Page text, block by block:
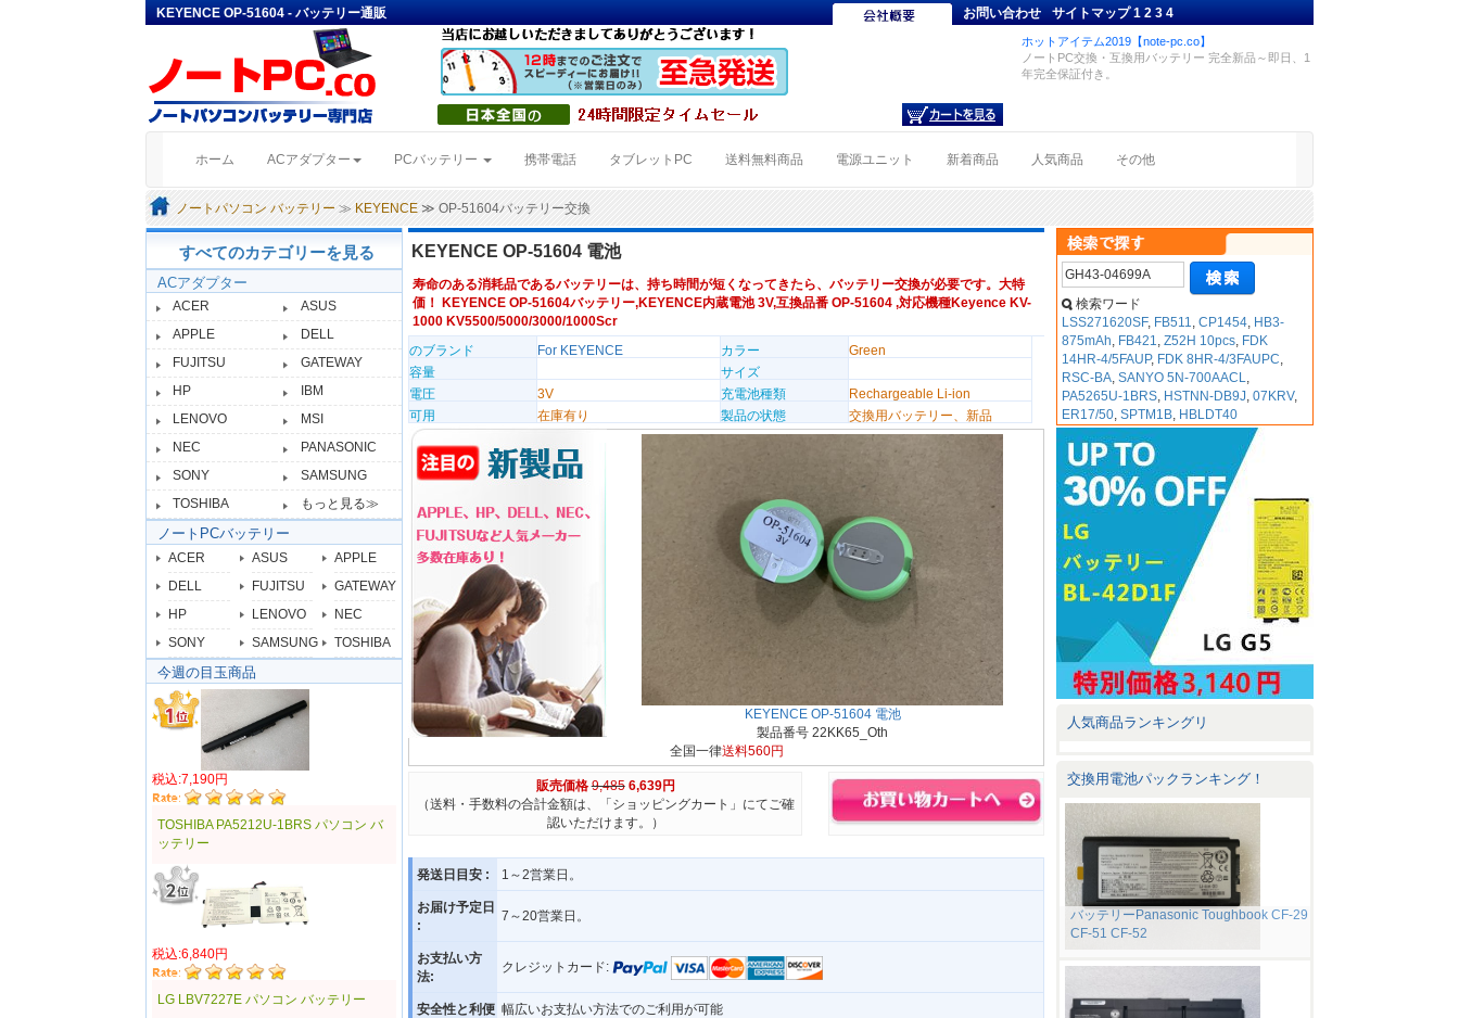
KEYENCE OP-51604 - バッテリー通販 お問い合わせ サイトマップ 1234
ホットアイテム2019【note-pc.co】
ノートPC交換・互換用バッテリー 完全新品～即日、1
年完全保証付き。
ホーム (current)ACアダプター PCバッテリー 携帯電話 タブレットPC 送料無料商品 電源ユニット 新着商品 人気商品 その他
ノートパソコン バッテリー ≫ KEYENCE ≫ OP-51604バッテリー交換
すべてのカテゴリーを見る
ACアダプター
ACER
ASUS
APPLE
DELL
FUJITSU
GATEWAY
HP
IBM
LENOVO
MSI
NEC
PANASONIC
SONY
SAMSUNG
TOSHIBA
もっと見る≫
ノートPCバッテリー
ACER ASUS
APPLE
DELL
FUJITSU
GATEWAY
HP
LENOVO
NEC
SONY
SAMSUNG TOSHIBA
今週の目玉商品
税込:7,190円
TOSHIBA PA5212U-1BRS パソコン バ
ッテリー
税込:6,840円
LG LBV7227E パソコン バッテリー
KEYENCE OP-51604 電池
寿命のある消耗品であるバッテリーは、持ち時間が短くなってきたら、バッテリー交換が必要です。大特
価！ KEYENCE OP-51604バッテリー,KEYENCE内蔵電池 3V,互換品番 OP-51604 ,対応機種Keyence KV-
1000 KV5500/5000/3000/1000Scr
のブランド
For KEYENCE カラー
Green
容量
サイズ
電圧
3V 充電池種類
Rechargeable Li-ion
可用
在庫有り 製品の状態 交換用バッテリー、新品
KEYENCE OP-51604 電池
製品番号 22KK65_Oth
全国一律送料560円
販売価格 9,485 6,639円
（送料・手数料の合計金額は、「ショッピングカート」にてご確
認いただけます。）
発送日目安 : 1～2営業日。
お届け予定日
:
7～20営業日。
お支払い方
法:
クレジットカード:
安全性と利便 幅広いお支払い方法でのご利用が可能
検索ワード
LSS271620SF, FB511,CP1454, HB3-
875mAh, FB421,Z52H 10pcs, FDK
14HR-4/5FAUP, FDK 8HR-4/3FAUPC,
RSC-BA,SANYO 5N-700AACL,
PA5265U-1BRS, HSTNN-DB9J,07KRV,
ER17/50,SPTM1B, HBLDT40
人気商品ランキングリ
交換用電池パックランキング！
バッテリーPanasonic Toughbook CF-29
CF-51 CF-52